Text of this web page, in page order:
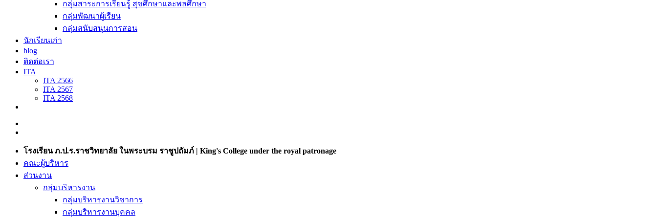
กลุ่มสาระการเรียนรู้ สุขศึกษาและพลศึกษา
กลุ่มพัฒนาผู้เรียน
กลุ่มสนับสนุนการสอน
นักเรียนเก่า
blog
ติดต่อเรา
ITA
ITA 2566
ITA 2567
ITA 2568
โรงเรียน ภ.ป.ร.ราชวิทยาลัย ในพระบรม ราชูปถัมภ์ | King's College under the royal patronage
คณะผู้บริหาร
ส่วนงาน
กลุ่มบริหารงาน
กลุ่มบริหารงานวิชาการ
กลุ่มบริหารงานบุคคล